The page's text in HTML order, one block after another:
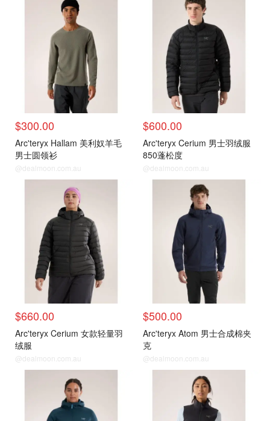
$300.00
Arc'teryx Hallam 美利奴羊毛
男士圆领衫
@dealmoon.com.au
$600.00
Arc'teryx Cerium 男士羽绒服
850蓬松度
@dealmoon.com.au
$660.00
Arc'teryx Cerium 女款轻量羽
绒服
@dealmoon.com.au
$500.00
Arc'teryx Atom 男士合成棉夹
克
@dealmoon.com.au